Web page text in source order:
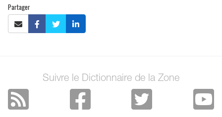
Partager
Suivre le Dictionnaire de la Zone